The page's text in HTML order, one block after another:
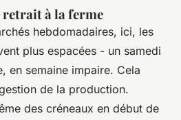
retrait à la ferme
hebdomadaires, ici, les
plus espacées - un samedi
en semaine impaire. Cela
de la production.
des créneaux en début de